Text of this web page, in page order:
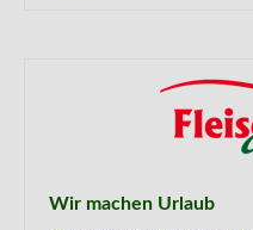
Wir machen Urlaub